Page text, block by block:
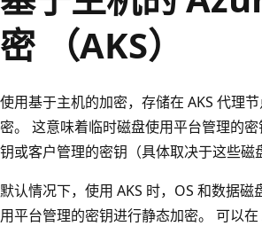
密 （AKS）
使用基于主机的加密，存储在 AKS 代理
密。 这意味着临时磁盘使用平台管理的
钥或客户管理的密钥（具体取决于这些磁
默认情况下，使用 AKS 时，OS 和数据
用平台管理的密钥进行静态加密。 可以在